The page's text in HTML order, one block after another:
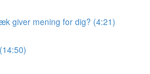
giver mening for dig? (4:21)